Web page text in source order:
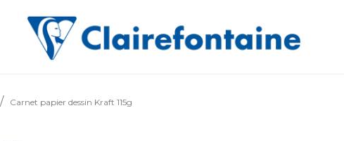
Carnet papier dessin Kraft 115g